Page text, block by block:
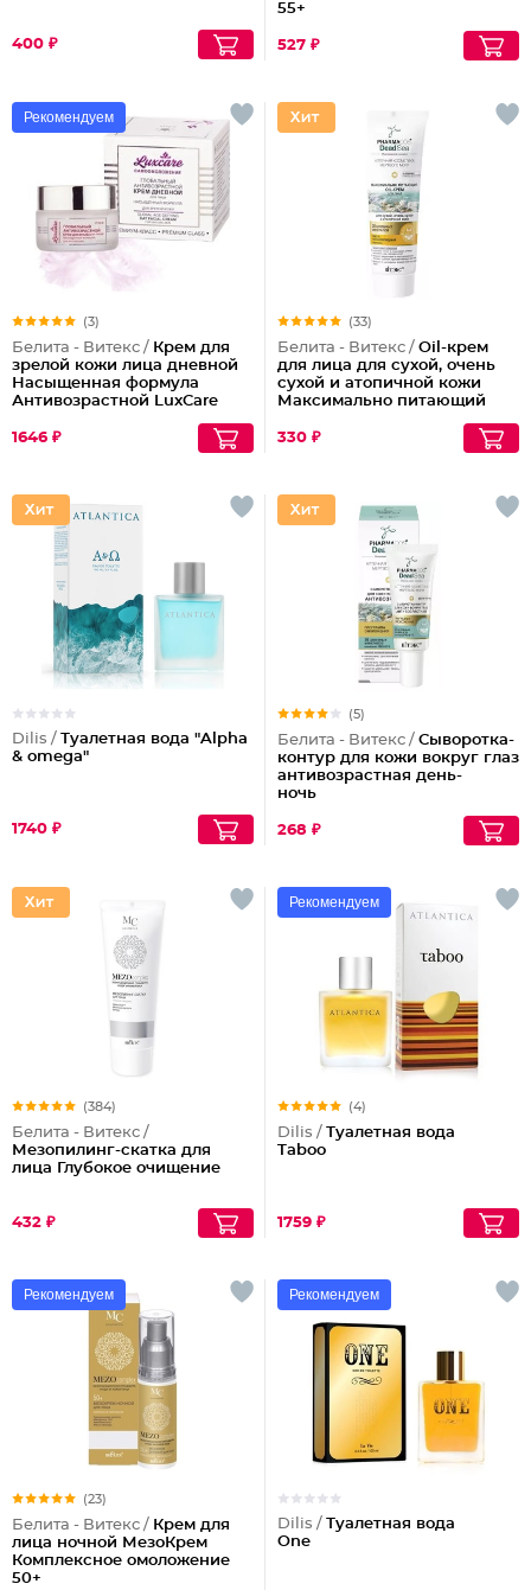
400 ₽
55+
527 ₽
Рекомендуем
(3)
Белита - Витекс / Крем для
зрелой кожи лица дневной
Насыщенная формула
Антивозрастной LuxCare
1646 ₽
(33)
Белита - Витекс / Oil-крем
для лица для сухой, очень
сухой и атопичной кожи
Максимально питающий
330 ₽
Dilis / Туалетная вода "Alpha
& omega"
1740 ₽
(5)
Белита - Витекс / Сыворотка-
контур для кожи вокруг глаз
антивозрастная день-
ночь
268 ₽
(384)
Белита - Витекс /
Мезопилинг-скатка для
лица Глубокое очищение
432 ₽
Рекомендуем
(4)
Dilis / Туалетная вода
Taboo
1759 ₽
Рекомендуем
(23)
Белита - Витекс / Крем для
лица ночной МезоКрем
Комплексное омоложение
50+
Рекомендуем
Dilis / Туалетная вода
One